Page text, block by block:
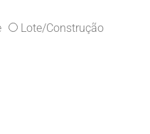
Lote/Construção